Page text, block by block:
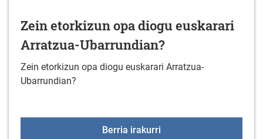
Zein etorkizun opa diogu euskarari
Arratzua-Ubarrundian?
Zein etorkizun opa diogu euskarari Arratzua-
Ubarrundian?
Berria irakurri